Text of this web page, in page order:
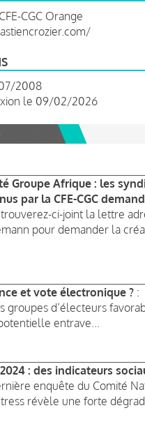
CGC Orange
2008
le 09/02/2026
Groupe Afrique : les
par la CFE-CGC
trouverez-ci-joint la lettre
pour demander la
et vote électronique ? :
groupes d’électeurs
entrave...
: des indicateurs
enquête du Comité
révèle une forte